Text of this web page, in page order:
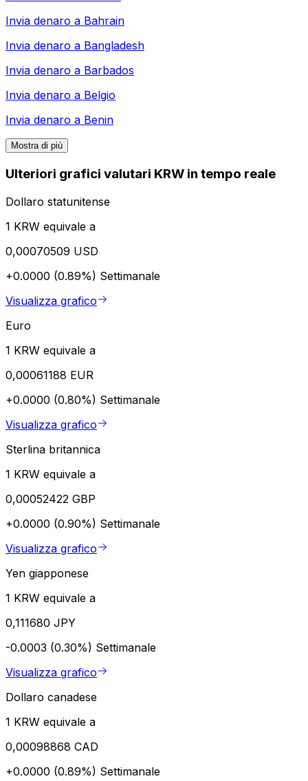
Invia denaro a Bahrain
Invia denaro a Bangladesh
Invia denaro a Barbados
Invia denaro a Belgio
Invia denaro a Benin
Mostra di più
Ulteriori grafici valutari KRW in tempo reale
Dollaro statunitense
1 KRW equivale a
0,00070509 USD
+0.0000 (0.89%) Settimanale
Visualizza grafico
Euro
1 KRW equivale a
0,00061188 EUR
+0.0000 (0.80%) Settimanale
Visualizza grafico
Sterlina britannica
1 KRW equivale a
0,00052422 GBP
+0.0000 (0.90%) Settimanale
Visualizza grafico
Yen giapponese
1 KRW equivale a
0,111680 JPY
-0.0003 (0.30%) Settimanale
Visualizza grafico
Dollaro canadese
1 KRW equivale a
0,00098868 CAD
+0.0000 (0.89%) Settimanale